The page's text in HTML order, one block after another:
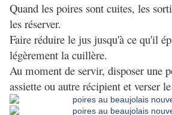
Quand les poires sont cuites, les
les réserver.
Faire réduire le jus jusqu'à ce qu'il
légèrement la cuillère.
Au moment de servir, disposer une
assiette ou autre récipient et verser